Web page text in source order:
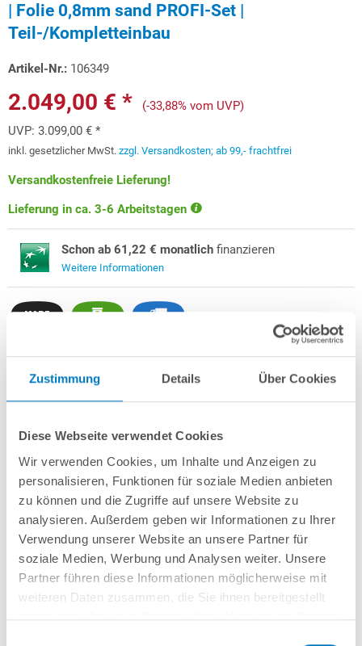
Zustimmung Details Über Cookies
Diese Webseite verwendet Cookies
Wir verwenden Cookies, um Inhalte und Anzeigen zu
personalisieren, Funktionen für soziale Medien anbieten
zu können und die Zugriffe auf unsere Website zu
analysieren. Außerdem geben wir Informationen zu Ihrer
Verwendung unserer Website an unsere Partner für
soziale Medien, Werbung und Analysen weiter. Unsere
Partner führen diese Informationen möglicherweise mit
weiteren Daten zusammen, die Sie ihnen bereitgestellt
| Folie 0,8mm sand PROFI-Set |
Teil-/Kompletteinbau
Artikel-Nr.: 106349
2.049,00 € *
(-33,88% vom UVP)
UVP: 3.099,00 € *
inkl. gesetzlicher MwSt. zzgl. Versandkosten; ab 99,- frachtfrei
Versandkostenfreie Lieferung!
Lieferung in ca. 3-6 Arbeitstagen
Schon ab 61,22 € monatlich finanzieren
Weitere Informationen
Stahlwand-Rundbecken SANAHQ -Made Germany- bestehend
Bodenschienen aus Kunststoff.
Als PROFI-Setinkl.:
POOLSANA UV-C Entkeimungsgerät 75 W : Reduziert den
Wasserpflegebedarf deutlich!
Unterlegvlies 500 g/m²
Einbauskimmer und Einlaufdüse
SandfilteranlagePOOLSANAPRO PRIME 400 / SPECK PP 7( Made in